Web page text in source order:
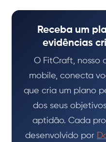
Receba um
evidências
O FitCraft, nosso
mobile, conecta
que cria um plano
dos seus
aptidão. Cada
desenvolvido por